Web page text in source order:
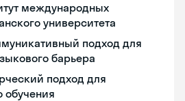
международных
университета
подход для
барьера
подход для
обучения